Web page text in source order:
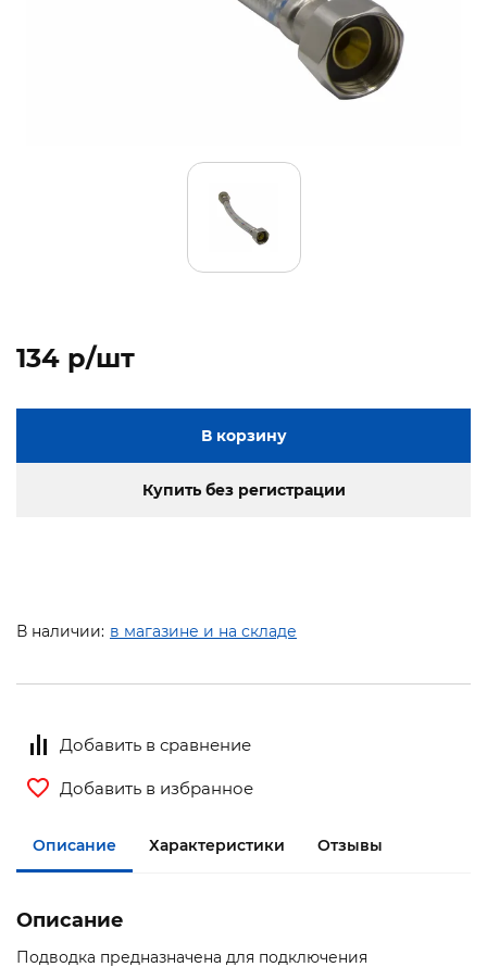
134 p/шт
В корзину
Купить без регистрации
В наличии: в магазине и на складе
Добавить в сравнение
Добавить в избранное
Описание Характеристики Отзывы
Описание
Подводка предназначена для подключения